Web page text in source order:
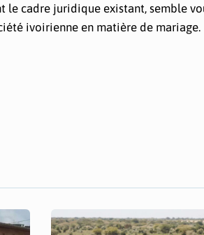
le cadre juridique existant, semble
ivoirienne en matière de mariage.